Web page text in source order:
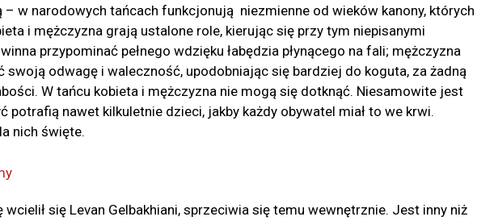
– w narodowych tańcach funkcjonują niezmienne od wieków kanony, których
i mężczyzna grają ustalone role, kierując się przy tym niepisanymi
przypominać pełnego wdzięku łabędzia płynącego na fali; mężczyzna
swoją odwagę i waleczność, upodobniając się bardziej do koguta, za żadną
W tańcu kobieta i mężczyzna nie mogą się dotknąć. Niesamowite jest
potrafią nawet kilkuletnie dzieci, jakby każdy obywatel miał to we krwi.
nich święte.
wcielił się Levan Gelbakhiani, sprzeciwia się temu wewnętrznie. Jest inny niż